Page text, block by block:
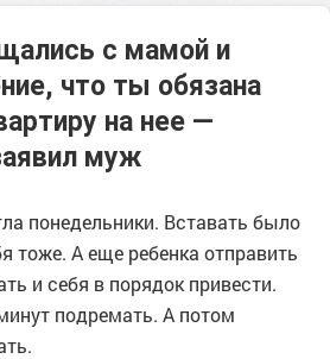
с мамой и
что ты обязана
на нее —
муж
понедельники. Вставать было
тоже. А еще ребенка отправить
и себя в порядок привести.
подремать. А потом